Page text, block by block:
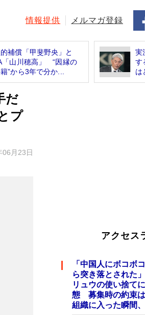
情報提供 メルマガ登録
的補償「甲斐野央」と
「山川穂高」 “因縁の
”から3年で分か...
実
す
は
だ
プ
06月23日
アクセス
「中国人にボコボ
ら突き落とされ
リュウの使い捨て
態 募集時の約束は
組織に入った瞬間